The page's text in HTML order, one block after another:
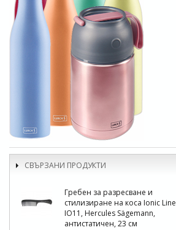
СВЪРЗАНИ ПРОДУКТИ
Гребен за разресване и
стилизиране на коса Ionic Line
IO11, Hercules Sägemann,
антистатичен, 23 см